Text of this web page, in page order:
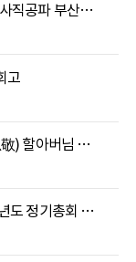
밀양종회' 춘향제
고
님 묘제 봉행
31대 친족회장 취임